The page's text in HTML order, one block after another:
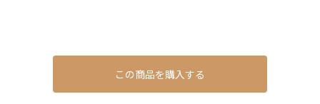
この商品を購入する